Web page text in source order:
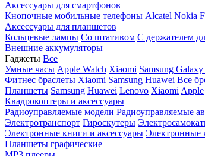
Аксессуары для смартфонов
Кнопочные мобильные телефоны Alcatel Nokia
Аксессуары для планшетов
Кольцевые лампы Со штативом C держателем
Внешние аккумуляторы
Гаджеты Все
Умные часы Apple Watch Xiaomi Samsung Galaxy
Фитнес браслеты Xiaomi Samsung Huawei Все
Планшеты Samsung Huawei Lenovo Xiaomi Apple
Квадрокоптеры и аксессуары
Радиоуправляемые модели Радиоуправляемые
Электротранспорт Гироскутеры
Электронные книги и аксессуары Электронные
Планшеты графические